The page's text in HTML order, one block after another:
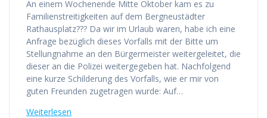
An einem Wochenende Mitte Oktober kam es zu
Familienstreitigkeiten auf dem Bergneustädter
Rathausplatz??? Da wir im Urlaub waren, habe ich eine
Anfrage bezüglich dieses Vorfalls mit der Bitte um
Stellungnahme an den Bürgermeister weitergeleitet, die
dieser an die Polizei weitergegeben hat. Nachfolgend
eine kurze Schilderung des Vorfalls, wie er mir von
guten Freunden zugetragen wurde: Auf…
Weiterlesen